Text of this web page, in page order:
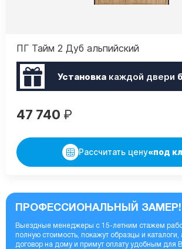
ПГ Тайм 2 Дуб альпийский
Установкакаждой двери
47 740 ₽
Рассчитать цену«под
ПРОФЕССИОНАЛЬНЫЙ ЗАМЕР!
Выездные менеджеры с 15-летним стажем
полную стоимость, покажут образцы и
договор на дому и примут оплату удобным для